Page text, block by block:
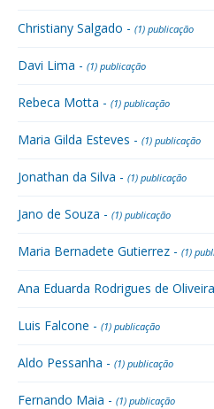
Christiany Salgado - (1) publicação
Davi Lima - (1) publicação
Rebeca Motta - (1) publicação
Maria Gilda Esteves - (1) publicação
Jonathan da Silva - (1) publicação
Jano de Souza - (1) publicação
Maria Bernadete Gutierrez - (1)
Ana Eduarda Rodrigues de
Luis Falcone - (1) publicação
Aldo Pessanha - (1) publicação
Fernando Maia - (1) publicação